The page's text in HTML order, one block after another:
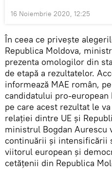
16 Noiembrie 2020, 12:25
În ceea ce privește
Republica Moldova,
prezenta omologilor din
de etapă a rezultatelor.
informează MAE român,
candidatului pro-
pe care acest rezultat le
relaţiei dintre UE şi
ministrul Bogdan Aurescu
continuării şi intensificării
viitorul european şi
cetăţenii din Republica